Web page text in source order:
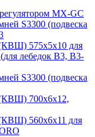
MX-GC
S3300 (подвеска
575х5х10 для
лебедок B3, B3-
S3300 (подвеска
700х6х12,
560х6х11 для